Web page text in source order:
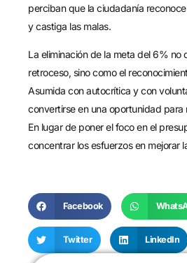
perciban que la ciudadanía
y castiga las malas.
La eliminación de la meta del 6% no
retroceso, sino como el
Asumida con autocrítica y con
convertirse en una oportunidad para
En lugar de poner el foco en el
concentrar los esfuerzos en mejorar
Facebook
Twitter LinkedIn